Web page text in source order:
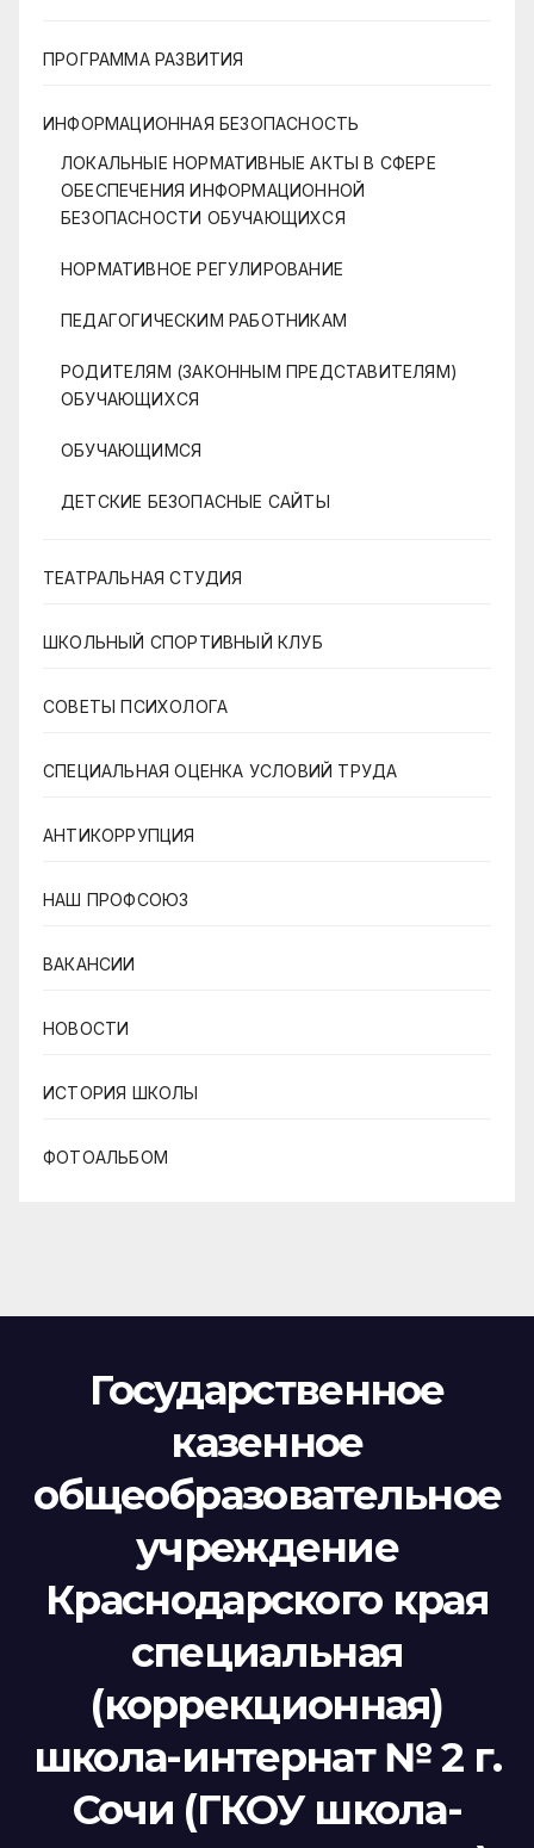
ПРОГРАММА РАЗВИТИЯ
ИНФОРМАЦИОННАЯ БЕЗОПАСНОСТЬ
ЛОКАЛЬНЫЕ НОРМАТИВНЫЕ АКТЫ В СФЕРЕ
ОБЕСПЕЧЕНИЯ ИНФОРМАЦИОННОЙ
БЕЗОПАСНОСТИ ОБУЧАЮЩИХСЯ
НОРМАТИВНОЕ РЕГУЛИРОВАНИЕ
ПЕДАГОГИЧЕСКИМ РАБОТНИКАМ
РОДИТЕЛЯМ (ЗАКОННЫМ ПРЕДСТАВИТЕЛЯМ)
ОБУЧАЮЩИХСЯ
ОБУЧАЮЩИМСЯ
ДЕТСКИЕ БЕЗОПАСНЫЕ САЙТЫ
ТЕАТРАЛЬНАЯ СТУДИЯ
ШКОЛЬНЫЙ СПОРТИВНЫЙ КЛУБ
СОВЕТЫ ПСИХОЛОГА
СПЕЦИАЛЬНАЯ ОЦЕНКА УСЛОВИЙ ТРУДА
АНТИКОРРУПЦИЯ
НАШ ПРОФСОЮЗ
ВАКАНСИИ
НОВОСТИ
ИСТОРИЯ ШКОЛЫ
ФОТОАЛЬБОМ
Государственное
казенное
общеобразовательное
учреждение
Краснодарского края
специальная
(коррекционная)
школа-интернат № 2 г.
Сочи (ГКОУ школа-